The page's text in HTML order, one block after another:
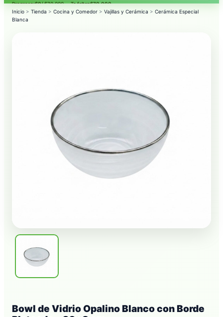
Progreso:$0/ $70.000 — Te faltan$70.000.
Inicio > Tienda > Cocina y Comedor > Vajillas y Cerámica > Cerámica Especial
Blanca
Bowl de Vidrio Opalino Blanco con Borde